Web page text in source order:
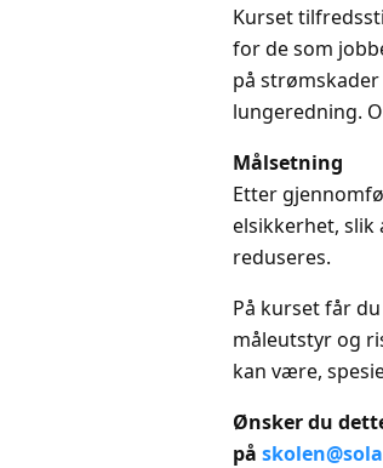
Kurset
for de som
på
lungeredning.
Målsetning
Etter
elsikkerhet, slik
reduseres.
På kurset får
måleutstyr og
kan være,
Ønsker du
på